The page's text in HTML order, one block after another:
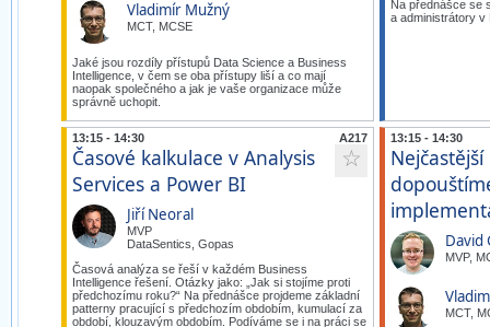
Vladimír Mužný
MCT, MCSE
Jaké jsou rozdíly přístupů Data Science a Business
Intelligence, v čem se oba přístupy liší a co mají
naopak společného a jak je vaše organizace může
správně uchopit.
Na přednášce se
a administrátory v
A217
13:15 - 14:30
☆
Časové kalkulace v Analysis
Services a Power BI
Jiří Neoral
MVP
DataSentics, Gopas
Časová analýza se řeší v každém Business
Intelligence řešení. Otázky jako: „Jak si stojíme proti
předchozímu roku?“ Na přednášce projdeme základní
patterny pracující s předchozím obdobím, kumulací za
období, klouzavým obdobím. Podíváme se i na práci se
13:15 - 14:30
David
MVP,
MCT,